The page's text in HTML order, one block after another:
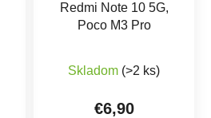
Redmi Note 10 5G,
Poco M3 Pro
Skladom (>2 ks)
€6,90